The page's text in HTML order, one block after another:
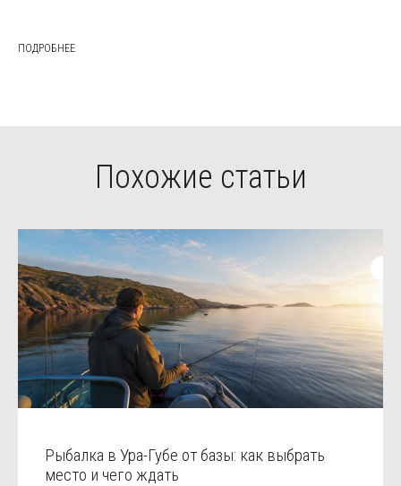
ПОДРОБНЕЕ
Похожие статьи
Рыбалка в Ура-Губе от базы: как выбрать
место и чего ждать